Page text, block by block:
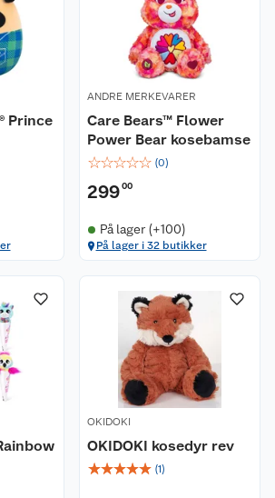
Prince
ANDRE MERKEVARER
Care Bears™ Flower
Power Bear kosebamse
☆☆☆☆☆ (0)
29900
På lager (+100)
På lager i 32 butikker
OKIDOKI
OKIDOKI kosedyr rev
☆☆☆☆☆ (1)